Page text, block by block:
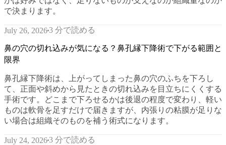
で決まります。
July 26, 20263 分で読める
鼻の穴の切れ込みが気になる？鼻孔縁下降術で下がる範囲と
限界
鼻孔縁下降術は、上がってしまった鼻の穴のふちを下ろし
て、正面や斜めから見たときの切れ込みを目立ちにくくする
手術です。どこまで下ろせるかは後退の程度で変わり、軽い
ものは軟骨を足すだけで届きますが、内張りの粘膜が足りな
い場合は組織そのものを補う術式になります。
July 24, 20263 分で読める